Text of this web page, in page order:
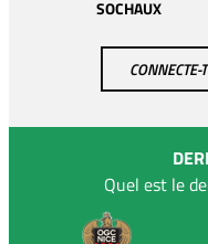
SOCHAUX
Quel est le